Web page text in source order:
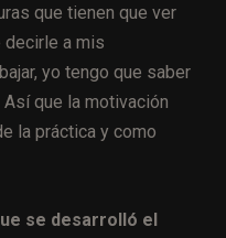
que tienen que ver
a mis
yo tengo que saber
que la motivación
la práctica y como
se desarrolló el